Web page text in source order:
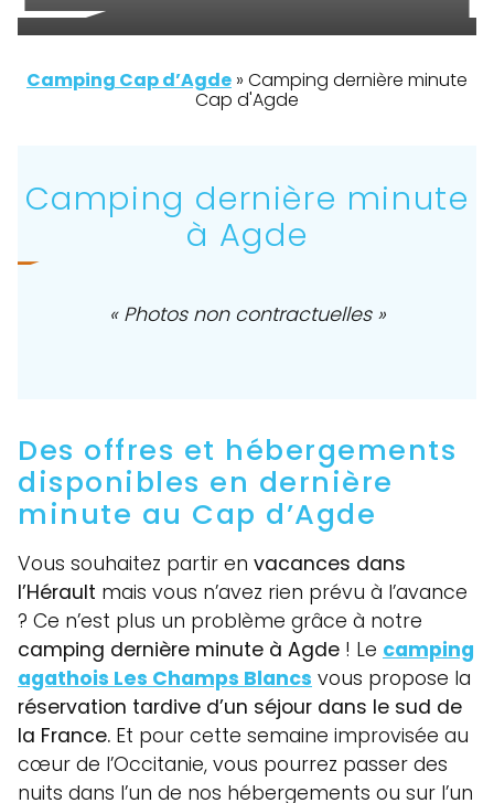
Camping Cap d’Agde » Camping dernière minute
Cap d'Agde
Camping dernière minute
à Agde
« Photos non contractuelles »
Des offres et hébergements
disponibles en dernière
minute au Cap d’Agde
Vous souhaitez partir en vacances dans
l’Hérault mais vous n’avez rien prévu à l’avance
? Ce n’est plus un problème grâce à notre
camping dernière minute à Agde ! Le camping
agathois Les Champs Blancs vous propose la
réservation tardive d’un séjour dans le sud de
la France. Et pour cette semaine improvisée au
cœur de l’Occitanie, vous pourrez passer des
nuits dans l’un de nos hébergements ou sur l’un